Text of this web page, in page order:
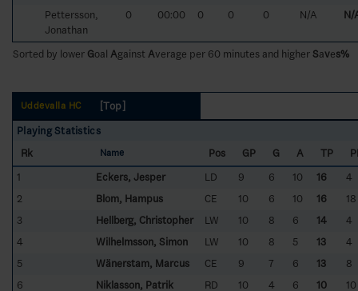
Pettersson,
Jonathan
0 00:00 0 0 0 N/A N/
Sorted by lower Goal Against Average per 60 minutes and higherSaves%
Uddevalla HC
[Top]
Playing Statistics
Rk
Name Pos GP G A TP
1
Eckers, Jesper LD 9 6 10 16
4
2
Blom, Hampus CE 10 6 10 16
18
3
Hellberg, Christopher LW 10 8 6 14
4
4
Wilhelmsson, Simon LW 10 8 5 13
4
5
Wänerstam, Marcus CE 9 7 6 13
8
6
Niklasson, Patrik RD 10 4 6 10
10